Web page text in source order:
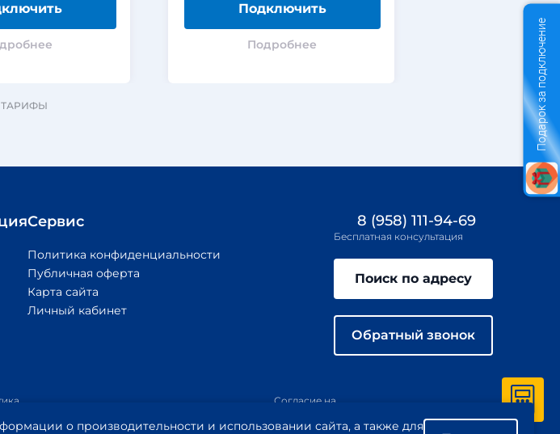
Подключить
Подробнее
ТАРИФЫ
Сервис
Политика конфиденциальности
Публичная оферта
Карта сайта
Личный кабинет
8 (958) 111-94-69
Бесплатная консультация
Поиск по адресу
Обратный звонок
1
2
Согласие на
персональных
соглашение
о производительности и использовании сайта, а также для
Подарок за подключение